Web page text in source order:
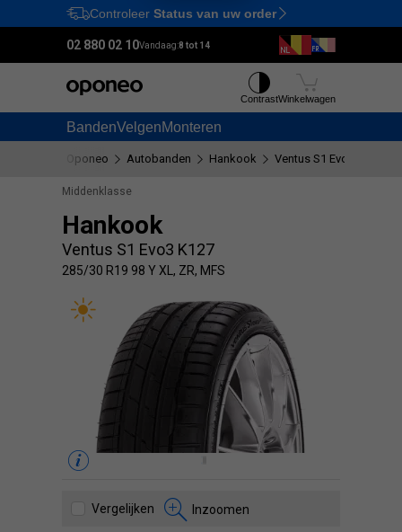
Ctrl M
Controleer Status van uw order
02 880 02 10Vandaag:8 tot 14
BandenVelgenMonteren
ContrastWinkelwagen
Oponeo Autobanden Hankook Ventus S1 Evo3 K127
Middenklasse
Hankook
Ventus S1 Evo3 K127
285/30 R19 98 Y XL, ZR, MFS
Vergelijken Inzoomen